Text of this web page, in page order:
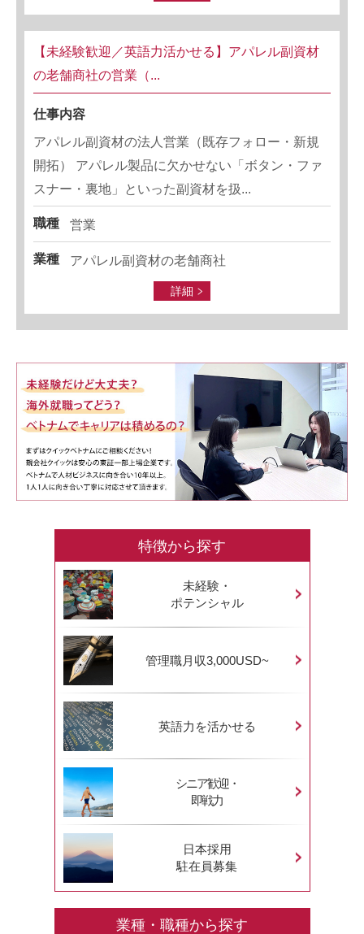
【未経験歓迎／英語力活かせる】アパレル副資材
の老舗商社の営業（...
仕事内容
アパレル副資材の法人営業（既存フォロー・新規
開拓） アパレル製品に欠かせない「ボタン・ファ
スナー・裏地」といった副資材を扱...
職種 営業
業種 アパレル副資材の老舗商社
詳細
特徴から探す
未経験・
ポテンシャル
管理職月収3,000USD~
英語力を活かせる
シニア歓迎・
即戦力
日本採用
駐在員募集
業種・職種から探す